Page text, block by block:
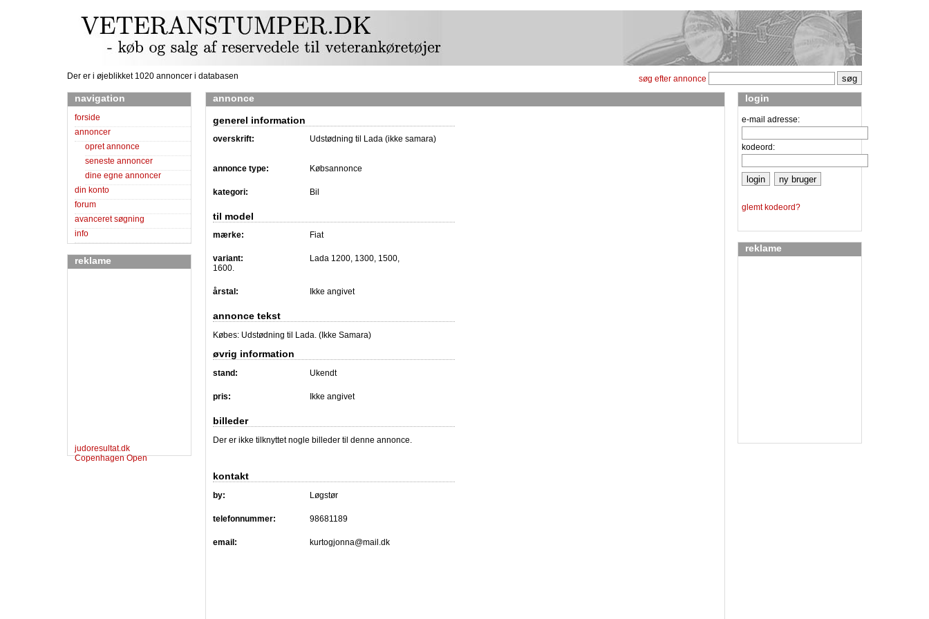
Der er i øjeblikket 1020 annoncer i databasen søg efter annonce
navigation
forside
annoncer
opret annonce
seneste annoncer
dine egne annoncer
din konto
forum
avanceret søgning
info
reklame
judoresultat.dk
Copenhagen Open
login
e-mail adresse:
kodeord:
glemt kodeord?
reklame
annonce
generel information
overskrift: Udstødning til Lada (ikke samara)
annonce type: Købsannonce
kategori: Bil
til model
mærke: Fiat
variant:
Lada 1200, 1300, 1500,
1600.
årstal: Ikke angivet
annonce tekst
Købes: Udstødning til Lada. (Ikke Samara)
øvrig information
stand: Ukendt
pris: Ikke angivet
billeder
Der er ikke tilknyttet nogle billeder til denne annonce.
kontakt
by: Løgstør
telefonnummer: 98681189
email: kurtogjonna@mail.dk